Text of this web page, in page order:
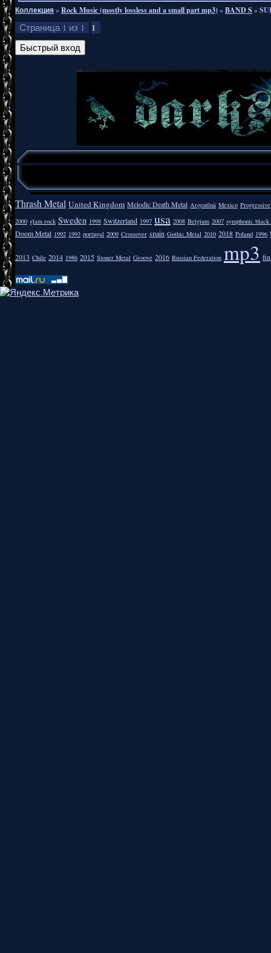
Коллекция»Rock Music (mostly lossless and a small part mp3)»BAND S »
Страница 1 из 1 1
Thrash Metal United Kingdom Melodic Death Metal Argentīnā Mexico Progressive
2000 glam rock Sweden 1998 Switzerland 1997 usa 2008 Belgium 2007 symphonic
Doom Metal 1992 1993 portugal 2009 Crossover spain Gothic Metal 2010 2018 Poland 1996
2013 Chile 2014 1986 2015 Stoner Metal Groove 2016 Russian Federation mp3